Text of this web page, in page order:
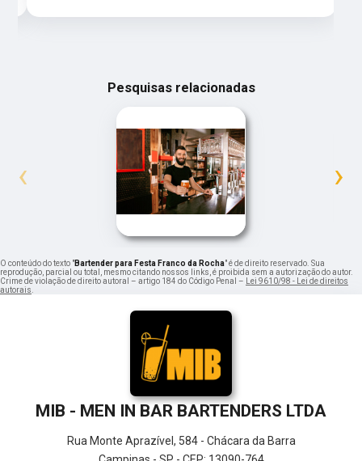
Pesquisas relacionadas
‹ ›
O conteúdo do texto "Bartender para Festa Franco da Rocha" é de direito reservado. Sua
reprodução, parcial ou total, mesmo citando nossos links, é proibida sem a autorização do autor.
Crime de violação de direito autoral – artigo 184 do Código Penal –
Lei 9610/98 - Lei de direitos
autorais
MIB - MEN IN BAR BARTENDERS LTDA
Rua Monte Aprazível, 584 - Chácara da Barra